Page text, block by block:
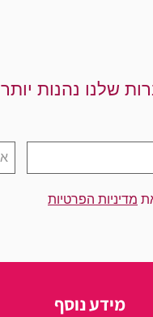
שלנו נהנות יותר
מדיניות הפרטיות
מידע נוסף